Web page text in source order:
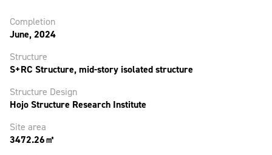
Completion
June, 2024
Structure
S+RC Structure, mid-story isolated structure
Structure Design
Hojo Structure Research Institute
Site area
3472.26㎡